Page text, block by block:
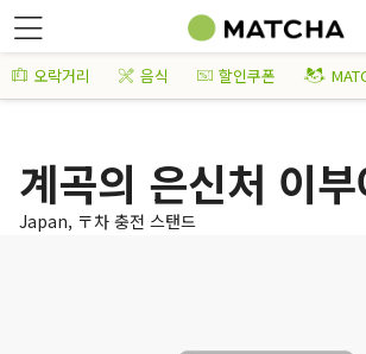
오락거리 음식 할인쿠폰
계곡의 은신처 이
Japan, 〒차 충전 스탠드